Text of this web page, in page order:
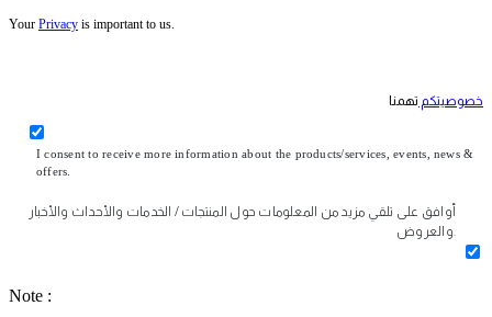
Your Privacy is important to us.
خصوصيتكم تهمنا
I consent to receive more information about the products/services, events, news &
offers.
أوافق على تلقي مزيد من المعلومات حول المنتجات / الخدمات والأحداث والأخبار
والعروض.
Note :